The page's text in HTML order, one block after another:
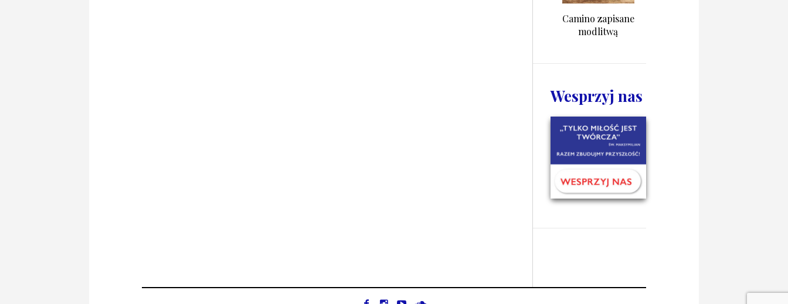
Camino zapisane
modlitwą
Wesprzyj nas